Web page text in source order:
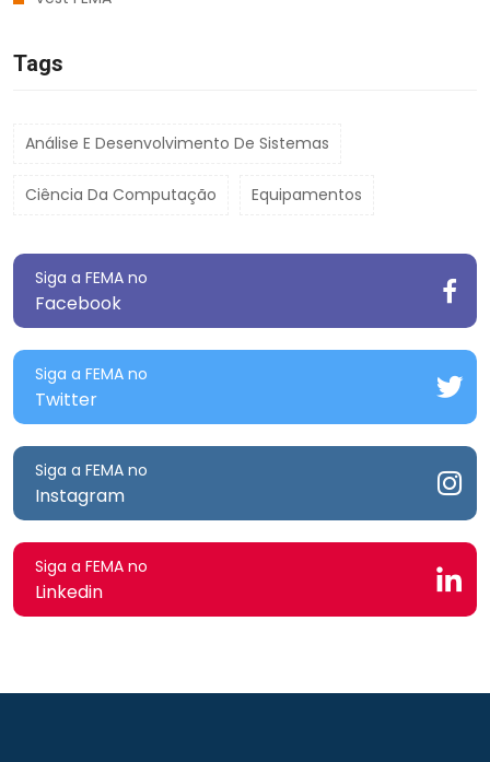
Tags
Análise E Desenvolvimento De Sistemas
Ciência Da Computação Equipamentos
Siga a FEMA no
Facebook
Siga a FEMA no
Twitter
Siga a FEMA no
Instagram
Siga a FEMA no
Linkedin